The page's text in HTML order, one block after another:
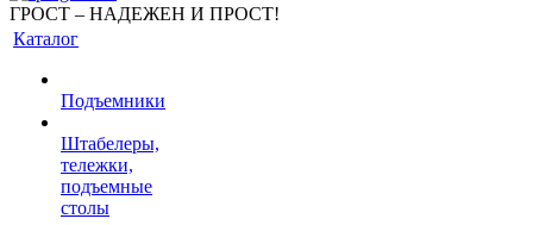
ГРОСТ – НАДЕЖЕН И ПРОСТ!
Каталог
Подъемники
Штабелеры,
тележки,
подъемные
столы